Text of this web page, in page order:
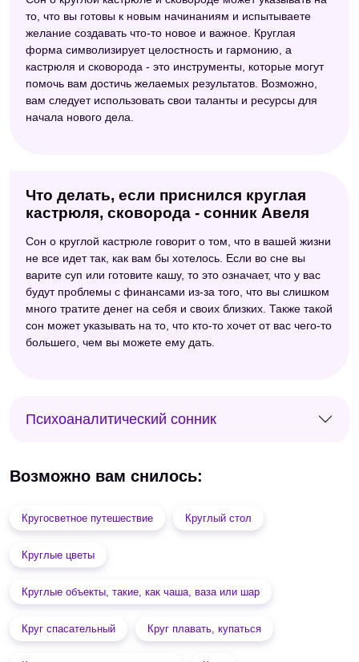
то, что вы готовы к новым начинаниям и испытываете
желание создавать что-то новое и важное. Круглая
форма символизирует целостность и гармонию, а
кастрюля и сковорода - это инструменты, которые могут
помочь вам достичь желаемых результатов. Возможно,
вам следует использовать свои таланты и ресурсы для
начала нового дела.
Что делать, если приснился круглая
кастрюля, сковорода - сонник Авеля
Сон о круглой кастрюле говорит о том, что в вашей жизни
не все идет так, как вам бы хотелось. Если во сне вы
варите суп или готовите кашу, то это означает, что у вас
будут проблемы с финансами из-за того, что вы слишком
много тратите денег на себя и своих близких. Также такой
сон может указывать на то, что кто-то хочет от вас чего-то
большего, чем вы можете ему дать.
Психоаналитический сонник
Возможно вам снилось:
Кругосветное путешествие Круглый стол
Круглые цветы
Круглые объекты, такие, как чаша, ваза или шар
Круг спасательный Круг плавать, купаться